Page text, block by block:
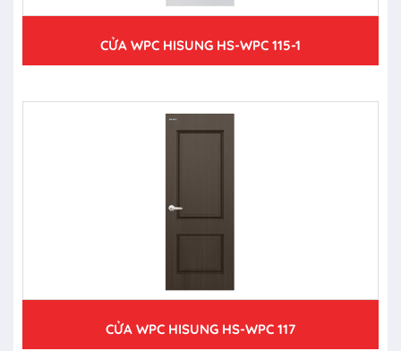
CỬA WPC HISUNG HS-WPC 115-1
CỬA WPC HISUNG HS-WPC 117